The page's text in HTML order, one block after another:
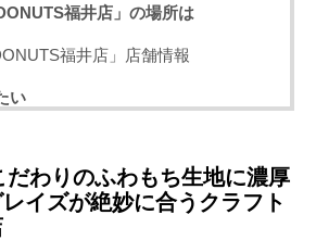
福井店」の場所は
福井店」店舗情報
い
だわりのふわもち生地に濃厚
イズが絶妙に合うクラフト